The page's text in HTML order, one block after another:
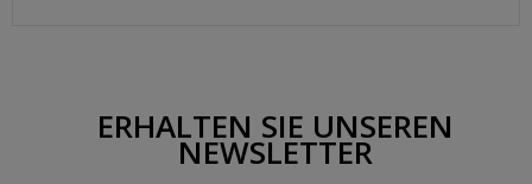
ERHALTEN SIE UNSEREN
NEWSLETTER